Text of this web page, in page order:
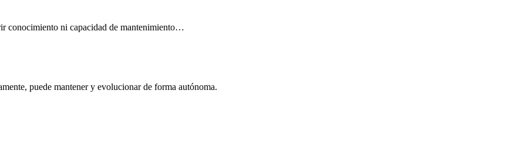
conocimiento ni capacidad de mantenimiento…
puede mantener y evolucionar de forma autónoma.